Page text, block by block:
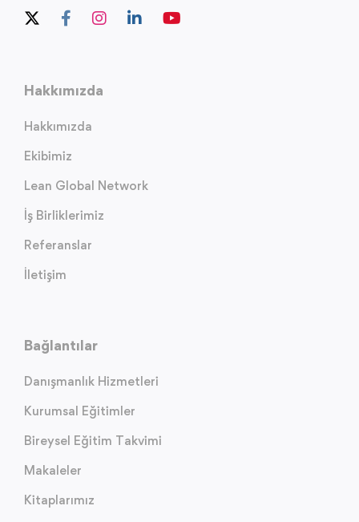
Hakkımızda
Hakkımızda
Ekibimiz
Lean Global Network
İş Birliklerimiz
Referanslar
İletişim
Bağlantılar
Danışmanlık Hizmetleri
Kurumsal Eğitimler
Bireysel Eğitim Takvimi
Makaleler
Kitaplarımız